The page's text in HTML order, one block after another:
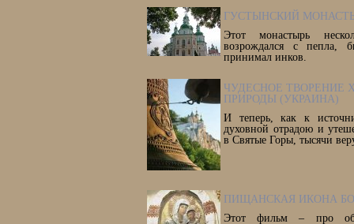
ГУСТЫНСКИЙ
Этот монастырь
возрождался с пепла,
принимал инков.
ЧУДЕСНОЕ ТВОРЕНИЕ
ПРИРОДЫ (УКРАИНА)
И теперь, как к
духовной отрадою и
в Святые Горы, тысячи
ПИЩАНСКАЯ ИКОНА
Этот фильм – про